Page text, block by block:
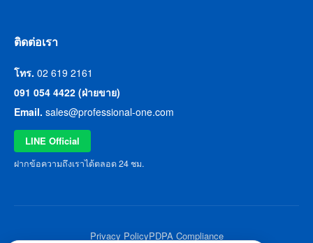
ติดต่อเรา
โทร. 02 619 2161
091 054 4422 (ฝ่ายขาย)
Email. sales@professional-one.com
LINE Official
ฝากข้อความถึงเราได้ตลอด 24 ชม.
Privacy PolicyPDPA Compliance